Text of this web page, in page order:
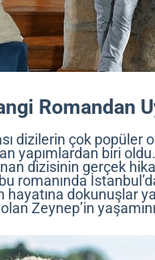
Romandan
dizilerin çok popüler
yapımlardan biri
dizisinin gerçek
romanında
hayatına dokunuşlar
Zeynep’in